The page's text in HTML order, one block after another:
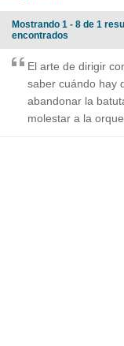
Mostrando 1 - 8 de 1
encontrados
El arte de dirigir
saber cuándo hay
abandonar la
molestar a la